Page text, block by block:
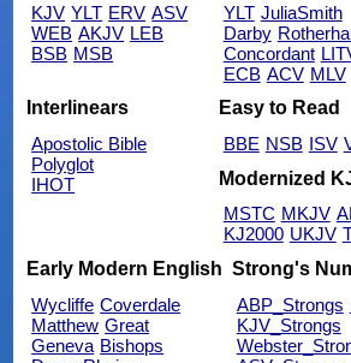
KJV YLT ERV ASV
WEB AKJV LEB
BSB MSB
YLT JuliaSmith
Darby
Concordant
ECB ACV MLV
Interlinears
Apostolic Bible
Polyglot
IHOT
Easy to Read
BBE NSB ISV
Modernized
MSTC MKJV
KJ2000 UKJV
Early Modern English
Wycliffe Coverdale
Matthew Great
Geneva Bishops
Strong's
ABP_Strongs
KJV_Strongs